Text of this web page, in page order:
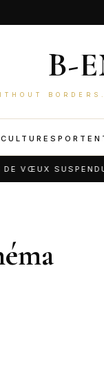
B-
CULTURE SPORT
VŒUX SUSPENDUS